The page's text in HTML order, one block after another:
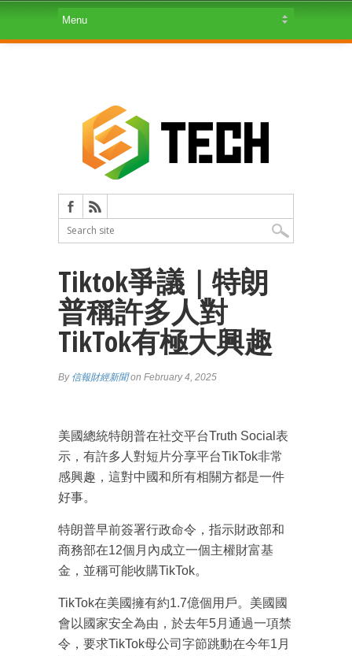
Tiktok爭議｜特朗
普稱許多人對
TikTok有極大興趣
By 信報財經新聞on February 4, 2025
美國總統特朗普在社交平台Truth Social表
示，有許多人對短片分享平台TikTok非常
感興趣，這對中國和所有相關方都是一件
好事。
特朗普早前簽署行政命令，指示財政部和
商務部在12個月內成立一個主權財富基
金，並稱可能收購TikTok。
TikTok在美國擁有約1.7億個用戶。美國國
會以國家安全為由，於去年5月通過一項禁
令，要求TikTok母公司字節跳動在今年1月